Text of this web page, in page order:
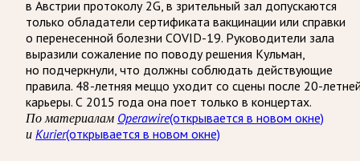
в Австрии протоколу 2G, в зрительный зал допускаются
только обладатели сертификата вакцинации или справки
о перенесенной болезни COVID-19. Руководители зала
выразили сожаление по поводу решения Кульман,
но подчеркнули, что должны соблюдать действующие
правила. 48-летняя меццо уходит со сцены после 20-
карьеры. С 2015 года она поет только в концертах.
По материалам Operawire(открывается в новом окне)
и Kurier(открывается в новом окне)